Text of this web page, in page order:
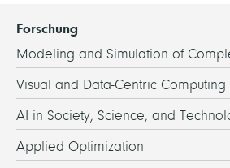
Forschung
Modeling and Simulation of
Visual and Data-Centric Computing
AI in Society, Science, and
Applied Optimization